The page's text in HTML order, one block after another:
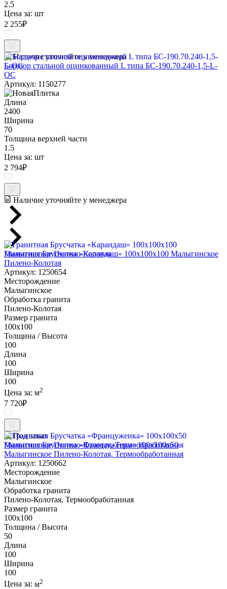
2.5
Цена за: шт
2 255₽
Наличие уточняйте у менеджера
Бордюр стальной оцинкованный L типа БС-190.70.240-1,5-L-
ОС
Артикул: 1150277
Длина
2400
Ширина
70
Толщина верхней части
1.5
Цена за: шт
2 794₽
Наличие уточняйте у менеджера
Гранитная Брусчатка «Карандаш» 100х100x100 Малыгинское
Пилено-Колотая
Артикул: 1250654
Месторождение
Малыгинское
Обработка гранита
Пилено-Колотая
Размер гранита
100х100
Толщина / Высота
100
Длина
100
Ширина
100
Цена за: м2
7 720₽
Под заказ
Гранитная Брусчатка «Француженка» 100х100x50
Малыгинское Пилено-Колотая, Термообработанная
Артикул: 1250662
Месторождение
Малыгинское
Обработка гранита
Пилено-Колотая, Термообработанная
Размер гранита
100х100
Толщина / Высота
50
Длина
100
Ширина
100
Цена за: м2